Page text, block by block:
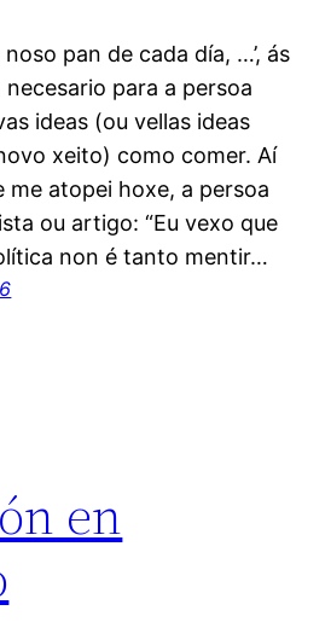
pan de cada día, …’, ás
para a persoa
ideas (ou vellas ideas
xeito) como comer. Aí
me atopei hoxe, a persoa
ou artigo: “Eu vexo que
non é tanto mentir…
en